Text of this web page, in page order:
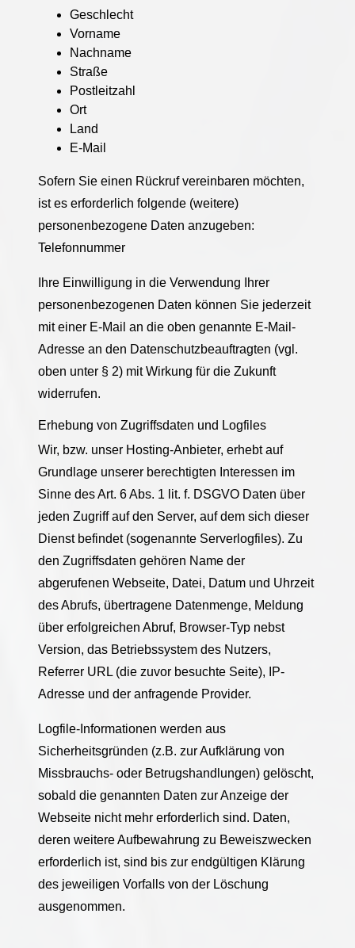
Geschlecht
Vorname
Nachname
Straße
Postleitzahl
Ort
Land
E-Mail
Sofern Sie einen Rückruf vereinbaren möchten,
ist es erforderlich folgende (weitere)
personenbezogene Daten anzugeben:
Telefonnummer
Ihre Einwilligung in die Verwendung Ihrer
personenbezogenen Daten können Sie jederzeit
mit einer E-Mail an die oben genannte E-Mail-
Adresse an den Datenschutzbeauftragten (vgl.
oben unter § 2) mit Wirkung für die Zukunft
widerrufen.
Erhebung von Zugriffsdaten und Logfiles
Wir, bzw. unser Hosting-Anbieter, erhebt auf
Grundlage unserer berechtigten Interessen im
Sinne des Art. 6 Abs. 1 lit. f. DSGVO Daten über
jeden Zugriff auf den Server, auf dem sich dieser
Dienst befindet (sogenannte Serverlogfiles). Zu
den Zugriffsdaten gehören Name der
abgerufenen Webseite, Datei, Datum und Uhrzeit
des Abrufs, übertragene Datenmenge, Meldung
über erfolgreichen Abruf, Browser-Typ nebst
Version, das Betriebssystem des Nutzers,
Referrer URL (die zuvor besuchte Seite), IP-
Adresse und der anfragende Provider.
Logfile-Informationen werden aus
Sicherheitsgründen (z.B. zur Aufklärung von
Missbrauchs- oder Betrugshandlungen) gelöscht,
sobald die genannten Daten zur Anzeige der
Webseite nicht mehr erforderlich sind. Daten,
deren weitere Aufbewahrung zu Beweiszwecken
erforderlich ist, sind bis zur endgültigen Klärung
des jeweiligen Vorfalls von der Löschung
ausgenommen.